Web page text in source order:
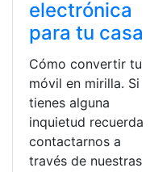
electrónica
para tu casa
Cómo convertir tu
móvil en mirilla. Si
tienes alguna
inquietud recuerda
contactarnos a
través de nuestras